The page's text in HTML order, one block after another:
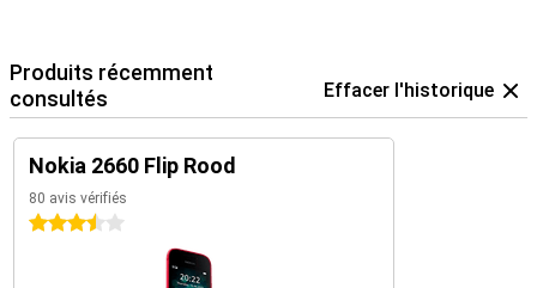
Produits récemment
consultés
Effacer l'historique
Nokia 2660 Flip Rood
80 avis vérifiés
3.5 étoiles